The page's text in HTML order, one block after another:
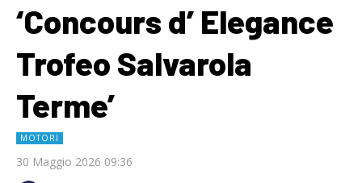
‘Concours d’ Elegance
Trofeo Salvarola
Terme’
MOTORI
30 Maggio 2026 09:36